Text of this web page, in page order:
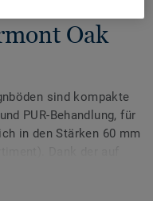
Oak
sind kompakte
PUR-Behandlung, für
in den Stärken 60 mm
sorgen Sie für